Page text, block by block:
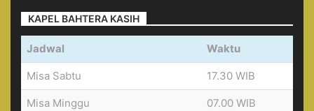
KAPEL BAHTERA KASIH
Jadwal Waktu
Misa Sabtu 17.30 WIB
Misa Minggu 07.00 WIB